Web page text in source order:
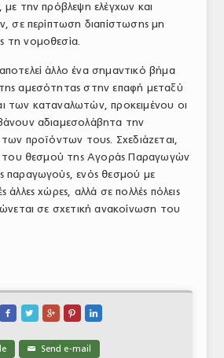
την πρόβλεψη ελέγχων και
σε περίπτωση διαπίστωσης μη
τη νομοθεσία.
άλλο ένα σημαντικό βήμα
αμεσότητας στην επαφή μεταξύ
των καταναλωτών, προκειμένου οι
αδιαμεσολάβητα την
προϊόντων τους. Σχεδιάζεται,
του θεσμού της Αγοράς Παραγωγών
παραγωγούς, ενός θεσμού με
χώρες, αλλά σε πολλές πόλεις
σε σχετική ανακοίνωση του
    
✉ Send e-mail